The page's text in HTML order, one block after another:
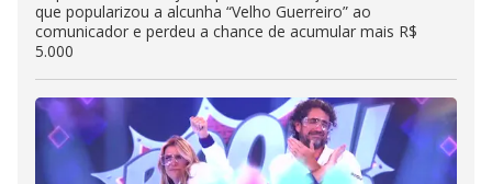
que popularizou a alcunha “Velho Guerreiro” ao
comunicador e perdeu a chance de acumular mais R$
5.000